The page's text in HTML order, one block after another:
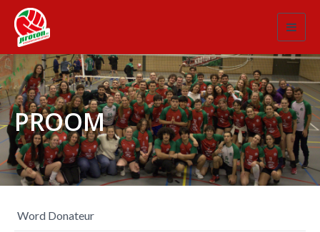
PROOM
Word Donateur